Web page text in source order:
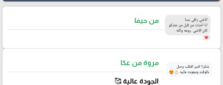
من حيفا
مروة من عكا
الجودة عالية 🥰